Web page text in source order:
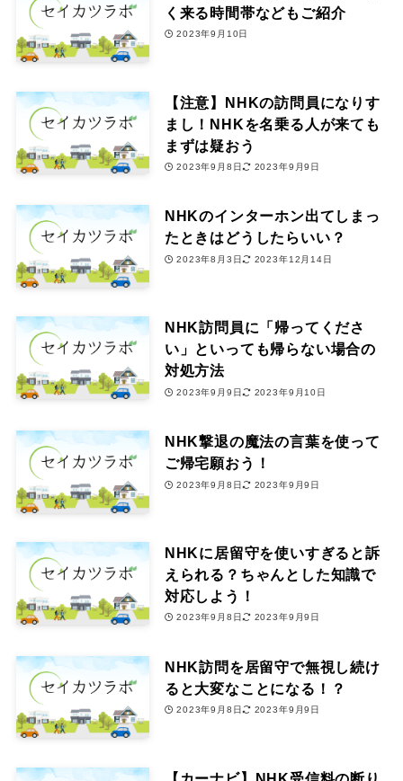
く来る時間帯などもご紹介
2023年9月10日
【注意】NHKの訪問員になりす
まし！NHKを名乗る人が来ても
まずは疑おう
2023年9月8日 2023年9月9日
NHKのインターホン出てしまっ
たときはどうしたらいい？
2023年8月3日 2023年12月14日
NHK訪問員に「帰ってくださ
い」といっても帰らない場合の
対処方法
2023年9月9日 2023年9月10日
NHK撃退の魔法の言葉を使って
ご帰宅願おう！
2023年9月8日 2023年9月9日
NHKに居留守を使いすぎると訴
えられる？ちゃんとした知識で
対応しよう！
2023年9月8日 2023年9月9日
NHK訪問を居留守で無視し続け
ると大変なことになる！？
2023年9月8日 2023年9月9日